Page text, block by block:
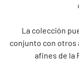
La colección
conjunto con otros
afines de la